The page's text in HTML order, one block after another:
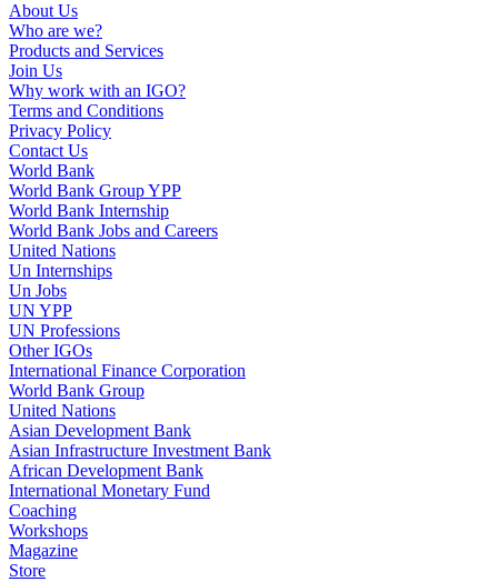
About Us
Who are we?
Products and Services
Join Us
Why work with an IGO?
Terms and Conditions
Privacy Policy
Contact Us
World Bank
World Bank Group YPP
World Bank Internship
World Bank Jobs and Careers
United Nations
Un Internships
Un Jobs
UN YPP
UN Professions
Other IGOs
International Finance Corporation
World Bank Group
United Nations
Asian Development Bank
Asian Infrastructure Investment Bank
African Development Bank
International Monetary Fund
Coaching
Workshops
Magazine
Store